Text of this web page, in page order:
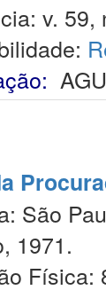
v. 59,
AGU
São
1971.
Física: